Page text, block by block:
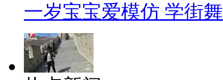
一岁宝宝爱模仿 学街